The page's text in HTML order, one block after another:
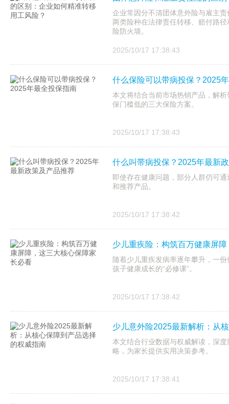
企业常因分不清团体意外险与雇主
两类险种在法律责任转移、赔付路
险防火墙。
2025/10/17 17:38:43
什么保险可以带病投保？2025
本文将结合当前市场热销产品，解
保门槛低的三大保险方案。
2025/10/17 17:38:43
什么叫带病投保？2025年最新
即使存在健康问题，部分人群仍可
和推荐产品。
2025/10/17 17:38:42
少儿重疾险：构筑百万健康屏
随着少儿重疾发病率逐年攀升，一
孩子健康成长的“必修课”。
2025/10/17 17:38:42
少儿意外险2025最新解析：从
本文结合行业数据与权威解读，深
略，为家长提供实用决策参考。
2025/10/17 17:38:41